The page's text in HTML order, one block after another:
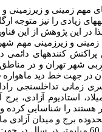
مهم زمینی و زیرزمینی
های زیادی را نیز متوجه
این پژوهش از این
زمینی و زیرزمینی مهم
کنندههای دائمی
خط دید ماهواره چیزی
زمانی تداخلسنجی
استادیوم آزادی، برج
را شناسایی کرده و
برج و میدان آزادی ما